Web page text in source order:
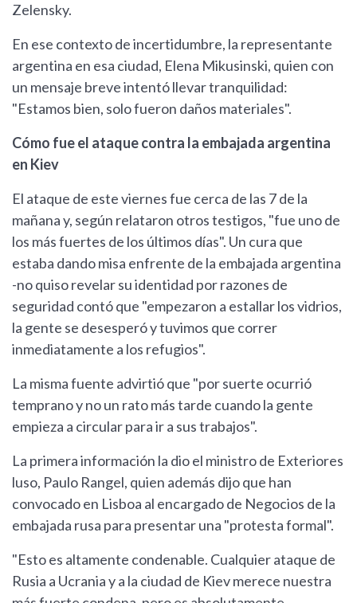
Zelensky.
En ese contexto de incertidumbre, la representante
argentina en esa ciudad, Elena Mikusinski, quien con
un mensaje breve intentó llevar tranquilidad:
"Estamos bien, solo fueron daños materiales".
Cómo fue el ataque contra la embajada argentina
en Kiev
El ataque de este viernes fue cerca de las 7 de la
mañana y, según relataron otros testigos, "fue uno de
los más fuertes de los últimos días". Un cura que
estaba dando misa enfrente de la embajada argentina
-no quiso revelar su identidad por razones de
seguridad contó que "empezaron a estallar los vidrios,
la gente se desesperó y tuvimos que correr
inmediatamente a los refugios".
La misma fuente advirtió que "por suerte ocurrió
temprano y no un rato más tarde cuando la gente
empieza a circular para ir a sus trabajos".
La primera información la dio el ministro de Exteriores
luso, Paulo Rangel, quien además dijo que han
convocado en Lisboa al encargado de Negocios de la
embajada rusa para presentar una "protesta formal".
"Esto es altamente condenable. Cualquier ataque de
Rusia a Ucrania y a la ciudad de Kiev merece nuestra